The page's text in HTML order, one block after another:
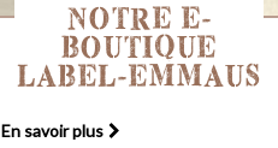
NOTRE E-
BOUTIQUE
LABEL-EMMAUS
En savoir plus